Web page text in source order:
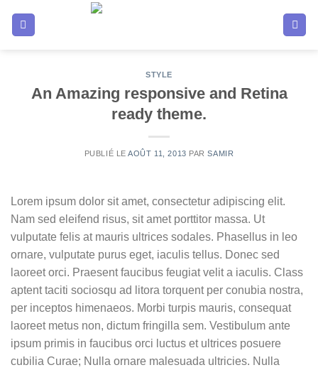
STYLE
An Amazing responsive and Retina
ready theme.
PUBLIÉ LEAOÛT 11, 2013 PARSAMIR
Lorem ipsum dolor sit amet, consectetur adipiscing elit.
Nam sed eleifend risus, sit amet porttitor massa. Ut
vulputate felis at mauris ultrices sodales. Phasellus in leo
ornare, vulputate purus eget, iaculis tellus. Donec sed
laoreet orci. Praesent faucibus feugiat velit a iaculis. Class
aptent taciti sociosqu ad litora torquent per conubia nostra,
per inceptos himenaeos. Morbi turpis mauris, consequat
laoreet metus non, dictum fringilla sem. Vestibulum ante
ipsum primis in faucibus orci luctus et ultrices posuere
cubilia Curae; Nulla ornare malesuada ultricies. Nulla